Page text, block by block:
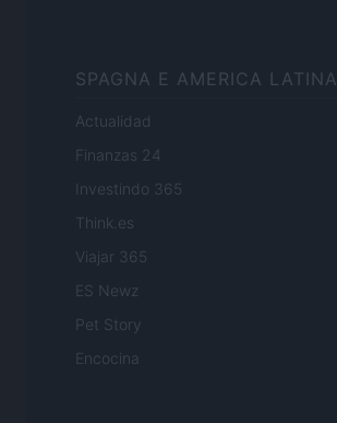
SPAGNA E AMERICA LATINA
Actualidad
Finanzas 24
Investindo 365
Think.es
Viajar 365
ES Newz
Pet Story
Encocina